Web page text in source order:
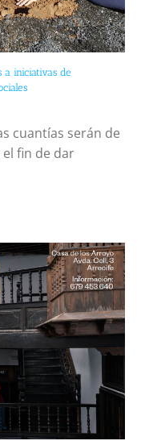
a iniciativas de
cuantías serán de
fin de dar